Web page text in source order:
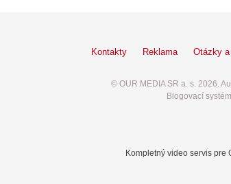
Kontakty Reklama Otázky
© OUR MEDIA SR a. s. 2026.
Blogovací
Kompletný video servis pre